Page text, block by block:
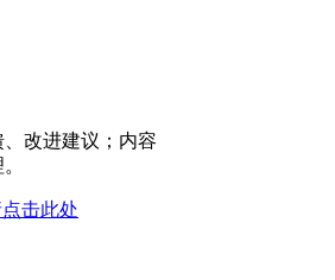
改进建议；内容
击此处